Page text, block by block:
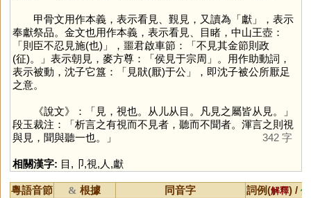
甲骨文用作本義，表示看見、覲見，又讀為「獻」，表示
奉獻祭品。金文也用作本義，表示看見、目睹，中山王壺：
「則臣不忍見施(也)」，噩君啟車節：「不見其金節則政
(征)。」表示朝見，麥方尊：「侯見于宗周」。用作助動詞，
表示被動，沈子它簋：「見猒(厭)于公」，即沈子被公所厭足
之意。
《說文》：「見，視也。从儿从目。凡見之屬皆从見。」
段玉裁注：「析言之有視而不見者，聽而不聞者。渾言之則視
與見，聞與聽一也。」
342 字
相關漢字: 目 , 卩,視,人,獻
粵語音節 & 根據 同音字 詞例(解釋) /